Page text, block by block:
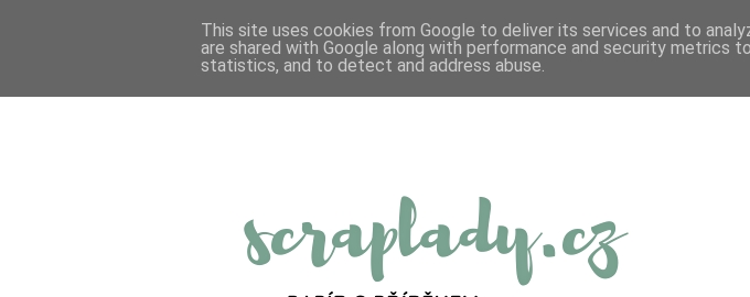
This site uses cookies from Google to deliver its services and to
are shared with Google along with performance and security metrics
statistics, and to detect and address abuse.